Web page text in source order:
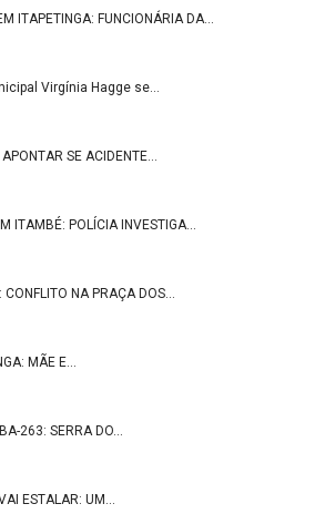
ITAPETINGA: FUNCIONÁRIA DA…
Virgínia Hagge se…
APONTAR SE ACIDENTE…
ITAMBÉ: POLÍCIA INVESTIGA…
CONFLITO NA PRAÇA DOS…
MÃE E…
263: SERRA DO…
ESTALAR: UM…